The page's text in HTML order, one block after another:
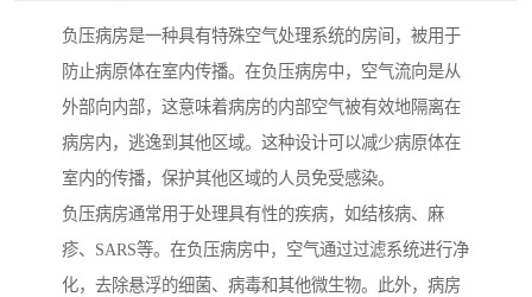
负压病房是一种具有特殊空气处理系统的房间，被用于
防止病原体在室内传播。在负压病房中，空气流向是从
外部向内部，这意味着病房的内部空气被有效地隔离在
病房内，逃逸到其他区域。这种设计可以减少病原体在
室内的传播，保护其他区域的人员免受感染。
负压病房通常用于处理具有性的疾病，如结核病、麻
疹、SARS等。在负压病房中，空气通过过滤系统进行净
化，去除悬浮的细菌、病毒和其他微生物。此外，病房